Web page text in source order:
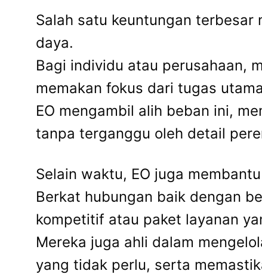
Salah satu keuntungan
daya.
Bagi individu atau perusahaan,
memakan fokus dari tugas
EO mengambil alih beban ini,
tanpa terganggu oleh detail
Selain waktu, EO juga
Berkat hubungan baik dengan
kompetitif atau paket layanan
Mereka juga ahli dalam
yang tidak perlu, serta